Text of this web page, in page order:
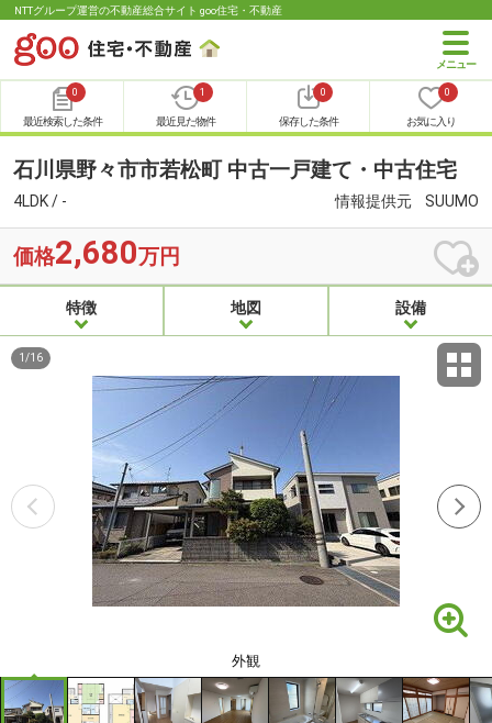
NTTグループ運営の不動産総合サイト goo住宅・不動産
0
最近検索した条件
1
最近見た物件
0
保存した条件
0
お気に入り
石川県野々市市若松町 中古一戸建て・中古住宅
4LDK / - 情報提供元 SUUMO
価格2,680万円
特徴 地図 設備
外観
1 /16